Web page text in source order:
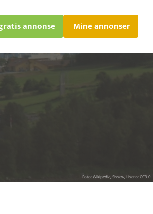
annonse Mine annonser
Foto: Wikipedia, Sissew, Lisens: CC3.0